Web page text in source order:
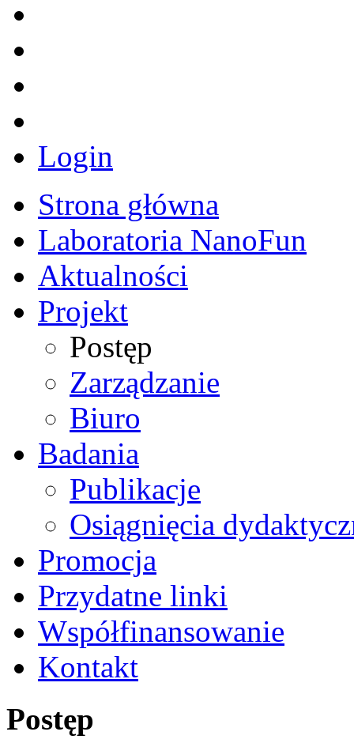
Login
Strona główna
Laboratoria NanoFun
Aktualności
Projekt
Postęp
Zarządzanie
Biuro
Badania
Publikacje
Osiągnięcia
Promocja
Przydatne linki
Współfinansowanie
Kontakt
Postęp